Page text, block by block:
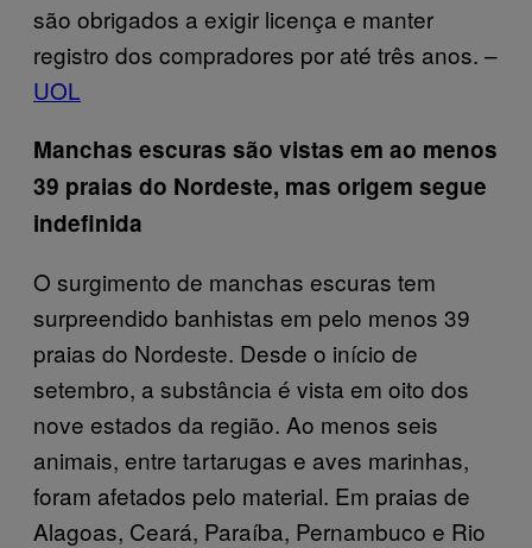
são obrigados a exigir licença e manter
registro dos compradores por até três anos. –
UOL
Manchas escuras são vistas em ao menos
39 praias do Nordeste, mas origem segue
indefinida
O surgimento de manchas escuras tem
surpreendido banhistas em pelo menos 39
praias do Nordeste. Desde o início de
setembro, a substância é vista em oito dos
nove estados da região. Ao menos seis
animais, entre tartarugas e aves marinhas,
foram afetados pelo material. Em praias de
Alagoas, Ceará, Paraíba, Pernambuco e Rio